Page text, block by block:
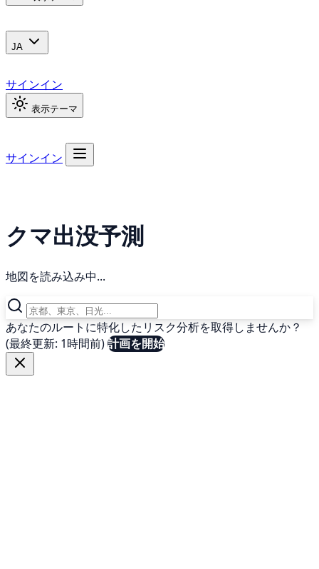
JA
サインイン
表示テーマ
サインイン
クマ出没予測
地図を読み込み中...
あなたのルートに特化したリスク分析を取得しませんか？
(最終更新: 1時間前)計画を開始